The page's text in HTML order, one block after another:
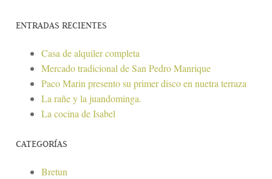
ENTRADAS RECIENTES
Casa de alquiler completa
Mercado tradicional de San Pedro Manrique
Paco Marin presento su primer disco en nuetra terraza
La rañe y la juandominga.
La cocina de Isabel
CATEGORÍAS
Bretun